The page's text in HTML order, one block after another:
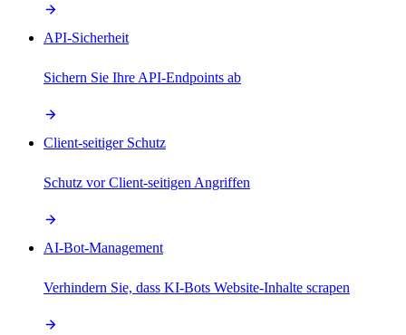
API-Sicherheit
Sichern Sie Ihre API-Endpoints ab
Client-seitiger Schutz
Schutz vor Client-seitigen Angriffen
AI-Bot-Management
Verhindern Sie, dass KI-Bots Website-Inhalte scrapen